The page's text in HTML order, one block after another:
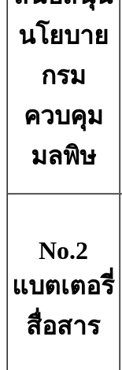
นโยบาย
กรม
ควบคุม
มลพิษ
No.2
แบตเตอรี่
สื่อสาร